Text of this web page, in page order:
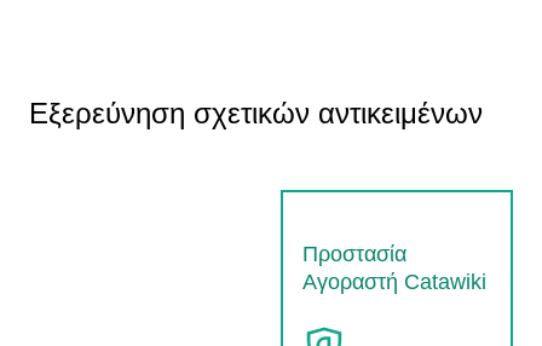
Εξερεύνηση σχετικών αντικειμένων
Προστασία
Αγοραστή Catawiki